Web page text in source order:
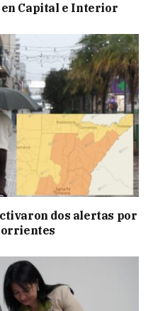
Capital e Interior
dos alertas por